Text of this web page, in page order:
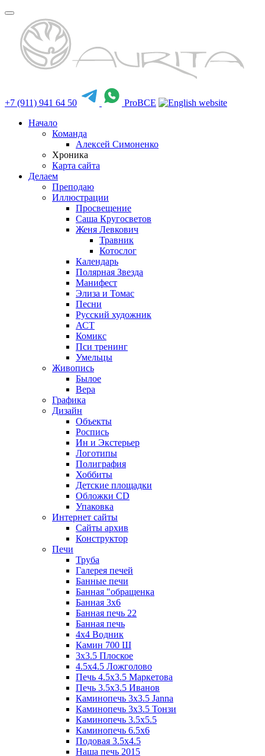
+7 (911) 941 64 50
ProBCE
Начало
Команда
Алексей Симоненко
Хроника
Карта сайта
Делаем
Преподаю
Иллюстрации
Просвещение
Саша Кругосветов
Женя Левкович
Травник
Котослог
Календарь
Полярная Звезда
Манифест
Элиза и Томас
Песни
Русский художник
АСТ
Комикс
Пси тренинг
Умельцы
Живопись
Былое
Вера
Графика
Дизайн
Объекты
Роспись
Ин и Экстерьер
Логотипы
Полиграфия
Хоббиты
Детские площадки
Обложки CD
Упаковка
Интернет сайты
Сайты архив
Конструктор
Печи
Труба
Галерея печей
Банные печи
Банная "обращенка
Банная 3х6
Банная печь 22
Банная печь
4х4 Водник
Камин 700 Ш
3x3.5 Плоское
4.5x4.5 Ложголово
Печь 4.5x3.5 Маркетова
Печь 3.5x3.5 Иванов
Каминопечь 3x3.5 Janna
Каминопечь 3x3.5 Тонзи
Каминопечь 3.5х5.5
Каминопечь 6.5x6
Подовая 3.5х4.5
Наша печь 2015